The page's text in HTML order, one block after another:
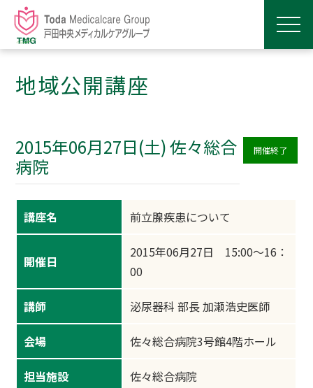
地域公開講座
開催終了
2015年06月27日(土) 佐々総合
病院
講座名 前立腺疾患について
開催日
2015年06月27日 15:00～16：
00
講師 泌尿器科 部長 加瀬浩史医師
会場 佐々総合病院3号館4階ホール
担当施設 佐々総合病院